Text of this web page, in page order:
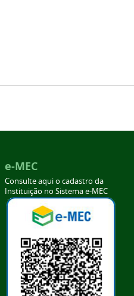
e-MEC
Consulte aqui o cadastro da
Instituição no Sistema e-MEC